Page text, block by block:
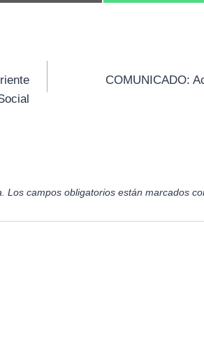
i
r
COMUNICADO:
Los campos obligatorios están marcados